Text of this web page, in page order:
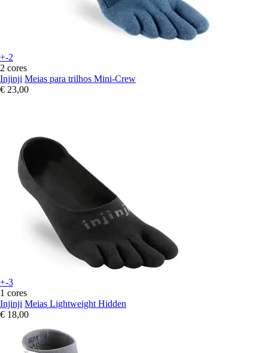
+-2
2 cores
Injinji Meias para trilhos Mini-Crew
€ 23,00
+-3
1 cores
Injinji Meias Lightweight Hidden
€ 18,00